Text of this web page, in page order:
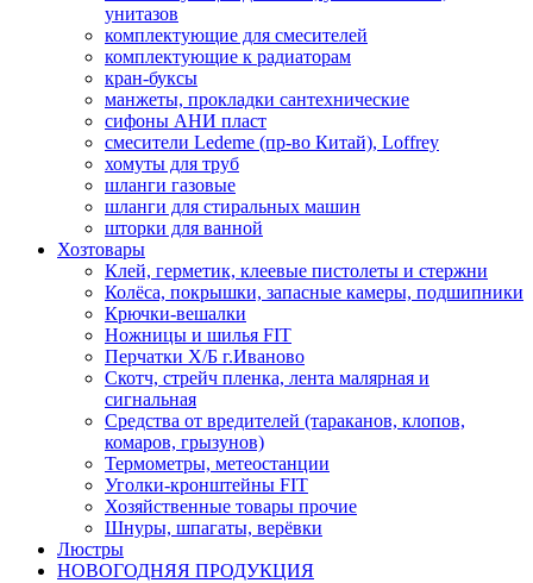
унитазов
комплектующие для смесителей
комплектующие к радиаторам
кран-буксы
манжеты, прокладки сантехнические
сифоны АНИ пласт
смесители Ledeme (пр-во Китай), Loffrey
хомуты для труб
шланги газовые
шланги для стиральных машин
шторки для ванной
Хозтовары
Клей, герметик, клеевые пистолеты и стержни
Колёса, покрышки, запасные камеры, подшипники
Крючки-вешалки
Ножницы и шилья FIT
Перчатки Х/Б г.Иваново
Скотч, стрейч пленка, лента малярная и
сигнальная
Средства от вредителей (тараканов, клопов,
комаров, грызунов)
Термометры, метеостанции
Уголки-кронштейны FIT
Хозяйственные товары прочие
Шнуры, шпагаты, верёвки
Люстры
НОВОГОДНЯЯ ПРОДУКЦИЯ